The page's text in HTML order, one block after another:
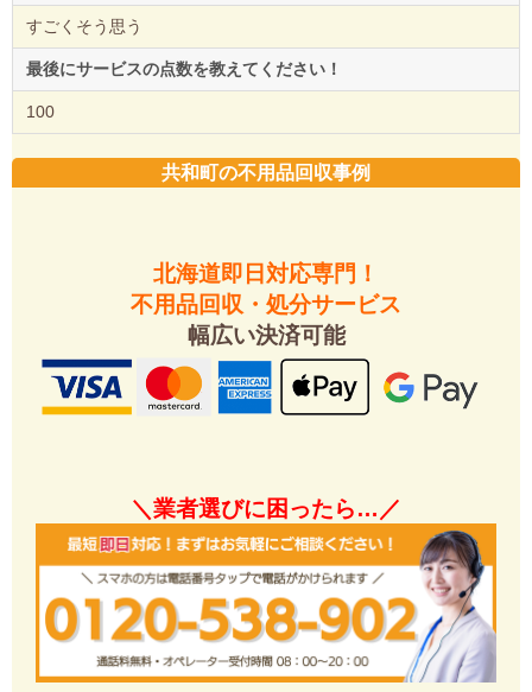
すごくそう思う
最後にサービスの点数を教えてください！
100
共和町の不用品回収事例
北海道即日対応専門！
不用品回収・処分サービス
幅広い決済可能
＼業者選びに困ったら…／